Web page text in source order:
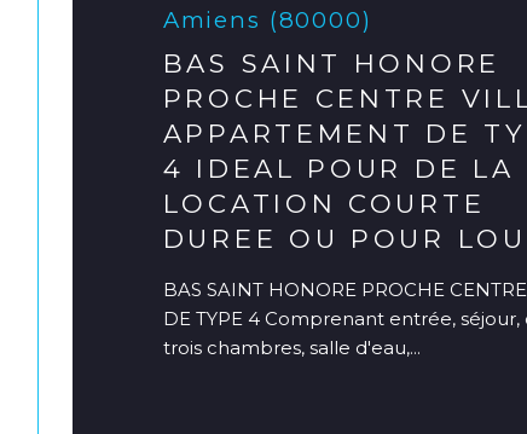
Amiens (80000)
BAS SAINT HONORE
PROCHE CENTRE
APPARTEMENT DE
4 IDEAL POUR DE LA
LOCATION COURTE
DUREE OU POUR
BAS SAINT HONORE PROCHE
DE TYPE 4 Comprenant entrée,
trois chambres, salle d'eau,...